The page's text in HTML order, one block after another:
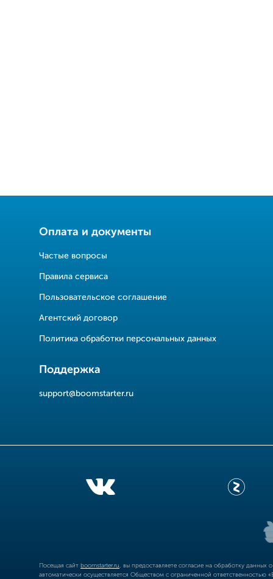
Оплата и документы
Частые вопросы
Правила сервиса
Пользовательское соглашение
Агентский договор
Политика обработки персональных данных
Поддержка
support@boomstarter.ru
Посещая сайт boomstarter.ru , вы предоставляете согласие на обработку
автоматически осуществляется Обществом с ограниченной